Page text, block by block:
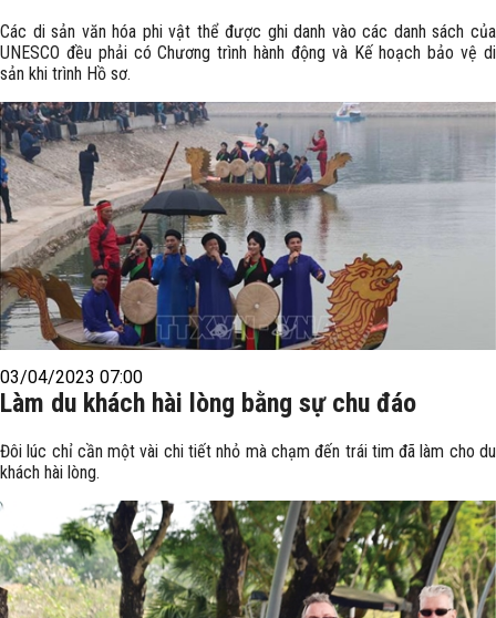
Các di sản văn hóa phi vật thể được ghi danh vào các danh sách của
UNESCO đều phải có Chương trình hành động và Kế hoạch bảo vệ di
sản khi trình Hồ sơ.
03/04/2023 07:00
Làm du khách hài lòng bằng sự chu đáo
Đôi lúc chỉ cần một vài chi tiết nhỏ mà chạm đến trái tim đã làm cho du
khách hài lòng.